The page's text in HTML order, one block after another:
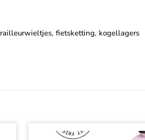
fietsketting, kogellagers